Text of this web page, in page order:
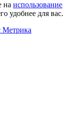
на использование
удобнее для вас.
Метрика